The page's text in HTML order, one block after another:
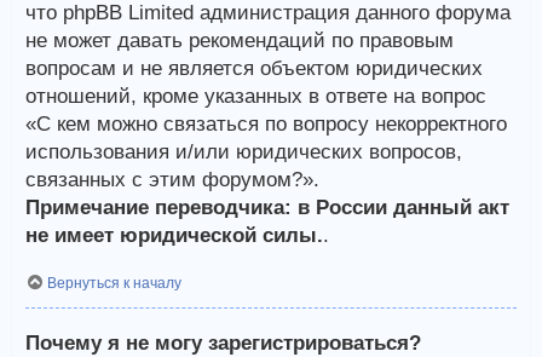
что phpBB Limited администрация данного форума
не может давать рекомендаций по правовым
вопросам и не является объектом юридических
отношений, кроме указанных в ответе на вопрос
«С кем можно связаться по вопросу некорректного
использования и/или юридических вопросов,
связанных с этим форумом?».
Примечание переводчика: в России данный акт
не имеет юридической силы..
Вернуться к началу
Почему я не могу зарегистрироваться?